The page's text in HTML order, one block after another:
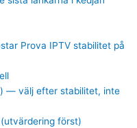
Prova IPTV stabilitet på
— välj efter stabilitet, inte
först)